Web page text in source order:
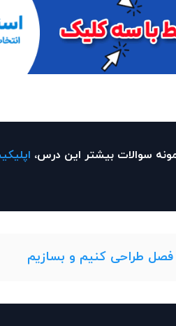
سوالات بیشتر این درس،
طراحی کنیم و بسازیم